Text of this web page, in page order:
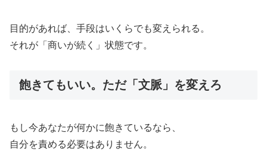
目的があれば、手段はいくらでも変えられる。
それが「商いが続く」状態です。
飽きてもいい。ただ「文脈」を変えろ
もし今あなたが何かに飽きているなら、
自分を責める必要はありません。